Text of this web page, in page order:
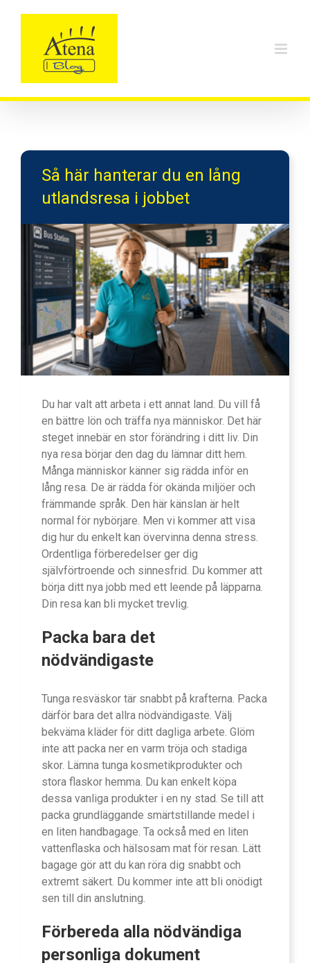
Så här hanterar du en lång
utlandsresa i jobbet
Du har valt att arbeta i ett annat land. Du vill få
en bättre lön och träffa nya människor. Det här
steget innebär en stor förändring i ditt liv. Din
nya resa börjar den dag du lämnar ditt hem.
Många människor känner sig rädda inför en
lång resa. De är rädda för okända miljöer och
främmande språk. Den här känslan är helt
normal för nybörjare. Men vi kommer att visa
dig hur du enkelt kan övervinna denna stress.
Ordentliga förberedelser ger dig
självförtroende och sinnesfrid. Du kommer att
börja ditt nya jobb med ett leende på läpparna.
Din resa kan bli mycket trevlig.
Packa bara det
nödvändigaste
Tunga resväskor tär snabbt på krafterna. Packa
därför bara det allra nödvändigaste. Välj
bekväma kläder för ditt dagliga arbete. Glöm
inte att packa ner en varm tröja och stadiga
skor. Lämna tunga kosmetikprodukter och
stora flaskor hemma. Du kan enkelt köpa
dessa vanliga produkter i en ny stad. Se till att
packa grundläggande smärtstillande medel i
en liten handbagage. Ta också med en liten
vattenflaska och hälsosam mat för resan. Lätt
bagage gör att du kan röra dig snabbt och
extremt säkert. Du kommer inte att bli onödigt
sen till din anslutning.
Förbereda alla nödvändiga
personliga dokument